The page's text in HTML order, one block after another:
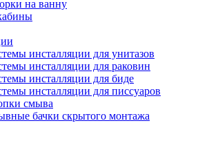
на ванну
инсталляции для унитазов
инсталляции для раковин
инсталляции для биде
инсталляции для писсуаров
смыва
бачки скрытого монтажа